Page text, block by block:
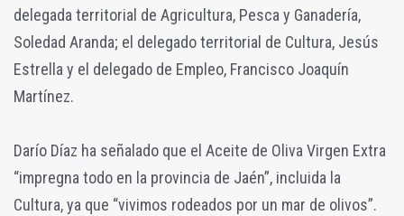
delegada territorial de Agricultura, Pesca y Ganadería,
Soledad Aranda; el delegado territorial de Cultura, Jesús
Estrella y el delegado de Empleo, Francisco Joaquín
Martínez.
Darío Díaz ha señalado que el Aceite de Oliva Virgen Extra
“impregna todo en la provincia de Jaén”, incluida la
Cultura, ya que “vivimos rodeados por un mar de olivos”.